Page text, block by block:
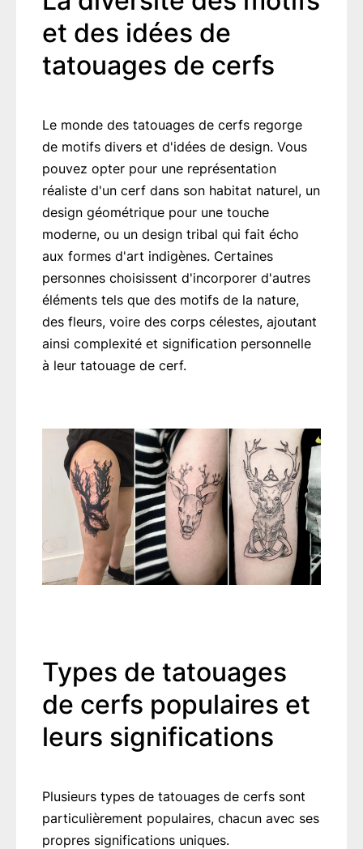
et des idées de
tatouages de cerfs
Le monde des tatouages de cerfs regorge
de motifs divers et d'idées de design. Vous
pouvez opter pour une représentation
réaliste d'un cerf dans son habitat naturel, un
design géométrique pour une touche
moderne, ou un design tribal qui fait écho
aux formes d'art indigènes. Certaines
personnes choisissent d'incorporer d'autres
éléments tels que des motifs de la nature,
des fleurs, voire des corps célestes, ajoutant
ainsi complexité et signification personnelle
à leur tatouage de cerf.
Types de tatouages
de cerfs populaires et
leurs significations
Plusieurs types de tatouages de cerfs sont
particulièrement populaires, chacun avec ses
propres significations uniques.